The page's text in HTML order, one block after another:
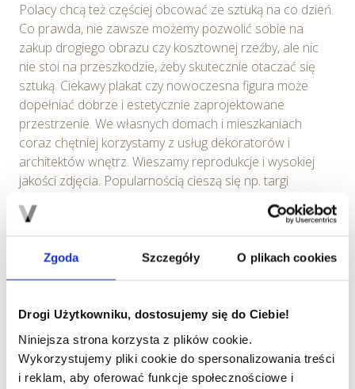
Zgoda Szczegóły O plikach cookies
Drogi Użytkowniku, dostosujemy się do Ciebie!
Niniejsza strona korzysta z plików cookie.
Wykorzystujemy pliki cookie do spersonalizowania treści
i reklam, aby oferować funkcje społecznościowe i
Polacy chcą też częściej obcować ze sztuką na co dzień.
Co prawda, nie zawsze możemy pozwolić sobie na
zakup drogiego obrazu czy kosztownej rzeźby, ale nic
nie stoi na przeszkodzie, żeby skutecznie otaczać się
sztuką. Ciekawy plakat czy nowoczesna figura może
dopełniać dobrze i estetycznie zaprojektowane
przestrzenie. We własnych domach i mieszkaniach
coraz chętniej korzystamy z usług dekoratorów i
architektów wnętrz. Wieszamy reprodukcje i wysokiej
jakości zdjęcia. Popularnością cieszą się np. targi
codziennego designu (np. warszawskie Targi Rzeczy
Ładnych czy Targi Dobry Design we Wrocławiu), a i w
dobrze zaprojektowanych drewnianych mebli, np. z
czasów PRL, które dzisiaj zyskały status sztuki
A co, jeśli wykorzystamy osiedla mieszkaniowe jako
kolejną przestrzeń do prezentacji artystycznej? To
świetny pomysł!